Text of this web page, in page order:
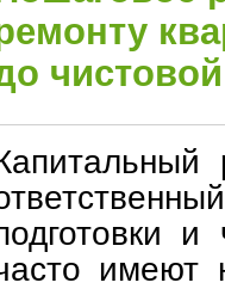
и
имеют